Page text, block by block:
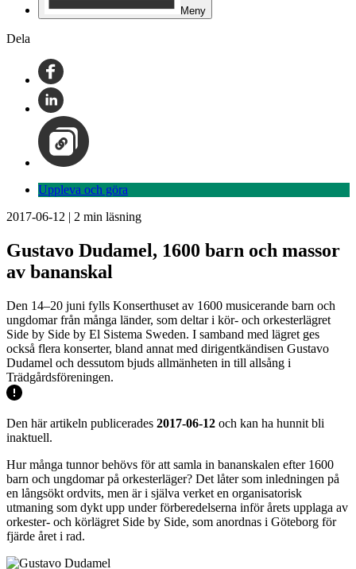
Meny
Dela
Uppleva och göra
2017-06-12 | 2 min läsning
Gustavo Dudamel, 1600 barn och massor
av bananskal
Den 14–20 juni fylls Konserthuset av 1600 musicerande barn och
ungdomar från många länder, som deltar i kör- och orkesterlägret
Side by Side by El Sistema Sweden. I samband med lägret ges
också flera konserter, bland annat med dirigentkändisen Gustavo
Dudamel och dessutom bjuds allmänheten in till allsång i
Trädgårdsföreningen.
Den här artikeln publicerades 2017-06-12 och kan ha hunnit bli
inaktuell.
Hur många tunnor behövs för att samla in bananskalen efter 1600
barn och ungdomar på orkesterläger? Det låter som inledningen på
en långsökt ordvits, men är i själva verket en organisatorisk
utmaning som dykt upp under förberedelserna inför årets upplaga av
orkester- och körlägret Side by Side, som anordnas i Göteborg för
fjärde året i rad.